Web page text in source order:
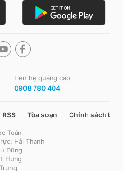
Liên hệ quảng cáo
0908 780 404
RSS Tòa soạn Chính sách bảo
Toàn
Hải Thành
Dũng
Hưng